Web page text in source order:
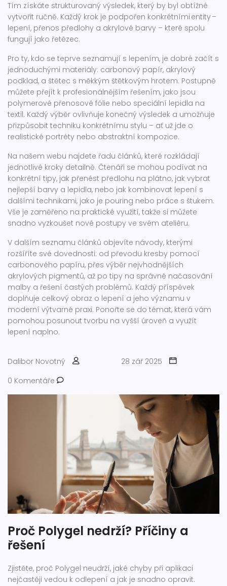
Tím získáte strukturovaný výsledek, který by byl obtížné
vytvořit ručně. Každý krok je podpořen konkrétními entity –
lepení, přenos předlohy a akrylové barvy – které spolu
fungují jako řetězec.
Pro ty, kdo se teprve seznamují s lepením, je dobré začít s
jednoduchými materiály: carbonový papír, akrylový
podklad, a štětec s měkkým štětkovým hrotem. Postupně
můžete přejít k profesionálnějším řešením, jako jsou
polymerové přenosové fólie nebo speciální lepidla na
textil. Každý výběr ovlivňuje konečný výsledek a umožňuje
přizpůsobit techniku konkrétnímu stylu – ať už jde o
realistické portréty nebo abstraktní kompozice.
Na našem webu najdete řadu článků, které rozkládají
jednotlivé kroky detailně. Čtenáři se mohou podívat na
konkrétní tipy, jak přenést předlohu na plátno, jak vybrat
nejlepší barvy a lepidla, nebo jak kombinovat lepení s
dalšími technikami, jako je pouring nebo práce s štukem.
Vše je zaměřeno na praktické využití, takže si můžete
snadno vyzkoušet nové postupy ve svém ateliéru.
V dalším seznamu článků objevíte návody, kterými
rozšíříte své dovednosti: od převodu kresby pomocí
carbonového papíru, přes výběr nejvhodnějších
akrylových pigmentů, až po tipy na správné načasování
malby a řešení častých problémů. Každý příspěvek
doplňuje celkový obraz o lepení a jeho významu v
moderní výtvarné praxi. Ponořte se do témat, která vám
pomohou posunout tvorbu na vyšší úroveň a využít
lepení naplno.
Dalibor Novotný
28 zář 2025
0 Komentáře
Proč Polygel nedrží? Příčiny a
řešení
Zjistěte, proč Polygel neudrží, jaké chyby při aplikaci
nejčastěji vedou k odlepení a jak je snadno opravit.